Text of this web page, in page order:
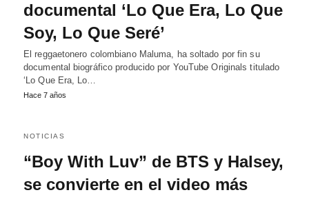
documental ‘Lo Que Era, Lo Que
Soy, Lo Que Seré’
El reggaetonero colombiano Maluma, ha soltado por fin su
documental biográfico producido por YouTube Originals titulado
‘Lo Que Era, Lo…
Hace 7 años
NOTICIAS
“Boy With Luv” de BTS y Halsey,
se convierte en el video más